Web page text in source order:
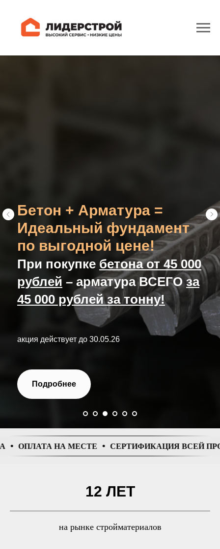
Бетон + Арматура =
Идеальный фундамент
по выгодной цене!
При покупке бетона от 45 000
рублей – арматура ВСЕГОза
45 000 рублей за тонну!
акция действует до 30.05.26
Подробнее
ОПЛАТА НА МЕСТЕ СЕРТИФИКАЦИЯ ВСЕЙ
12 ЛЕТ
на рынке стройматериалов